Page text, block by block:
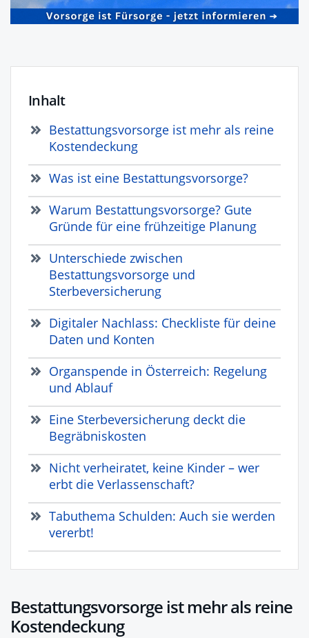
Inhalt
Bestattungsvorsorge ist mehr als reine
Kostendeckung
Was ist eine Bestattungsvorsorge?
Warum Bestattungsvorsorge? Gute
Gründe für eine frühzeitige Planung
Unterschiede zwischen
Bestattungsvorsorge und
Sterbeversicherung
Digitaler Nachlass: Checkliste für deine
Daten und Konten
Organspende in Österreich: Regelung
und Ablauf
Eine Sterbeversicherung deckt die
Begräbniskosten
Nicht verheiratet, keine Kinder – wer
erbt die Verlassenschaft?
Tabuthema Schulden: Auch sie werden
vererbt!
Bestattungsvorsorge ist mehr als reine
Kostendeckung